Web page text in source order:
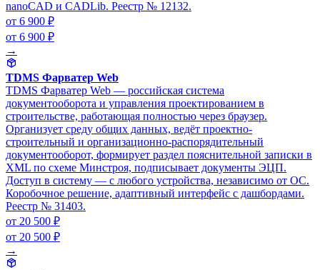
nanoCAD и CADLib. Реестр № 12132.
от 6 900 ₽
от 6 900 ₽
→
TDMS Фарватер Web
TDMS Фарватер Web — российская система
документооборота и управления проектированием в
строительстве, работающая полностью через браузер.
Организует среду общих данных, ведёт проектно-
строительный и организационно-распорядительный
документооборот, формирует раздел пояснительной записки в
XML по схеме Минстроя, подписывает документы ЭЦП.
Доступ в систему — с любого устройства, независимо от ОС.
Коробочное решение, адаптивный интерфейс с дашбордами.
Реестр № 31403.
от 20 500 ₽
от 20 500 ₽
→